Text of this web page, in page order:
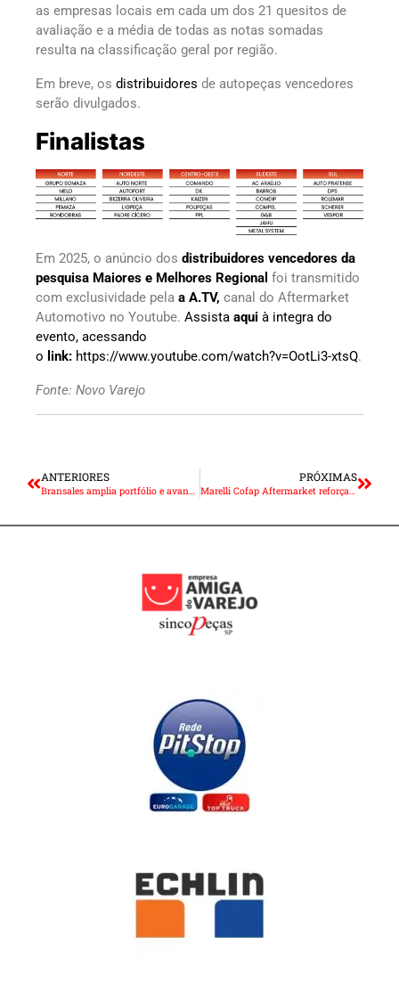
as empresas locais em cada um dos 21 quesitos de
avaliação e a média de todas as notas somadas
resulta na classificação geral por região.
Em breve, os distribuidores de autopeças vencedores
serão divulgados.
Finalistas
Em 2025, o anúncio dos distribuidores vencedores da
pesquisa Maiores e Melhores Regional foi transmitido
com exclusividade pela a A.TV, canal do Aftermarket
Automotivo no Youtube. Assista aqui à integra do
evento, acessando
o link: https://www.youtube.com/watch?v=OotLi3-xtsQ.
Fonte: Novo Varejo
ANTERIORES
Bransales amplia portfólio e avança no segmento all-terrain no Brasil
PRÓXIMAS
Marelli Cofap Aftermarket reforça compromisso no agronegócio